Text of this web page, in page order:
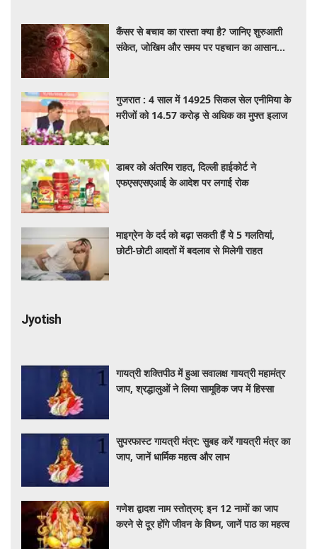
कैंसर से बचाव का रास्ता क्या है? जानिए शुरुआती
संकेत, जोखिम और समय पर पहचान का आसान
गुजरात : 4 साल में 14925 सिकल सेल एनीमिया के
मरीजों को 14.57 करोड़ से अधिक का मुफ्त इलाज
डाबर को अंतरिम राहत, दिल्ली हाईकोर्ट ने
एफएसएसएआई के आदेश पर लगाई रोक
माइग्रेन के दर्द को बढ़ा सकती हैं ये 5 गलतियां,
छोटी-छोटी आदतों में बदलाव से मिलेगी राहत
Jyotish
गायत्री शक्तिपीठ में हुआ सवालक्ष गायत्री महामंत्र
जाप, श्रद्धालुओं ने लिया सामूहिक जप में हिस्सा
सुपरफास्ट गायत्री मंत्र: सुबह करें गायत्री मंत्र का
जाप, जानें धार्मिक महत्व और लाभ
गणेश द्वादश नाम स्तोत्रम्: इन 12 नामों का जाप
करने से दूर होंगे जीवन के विघ्न, जानें पाठ का महत्व